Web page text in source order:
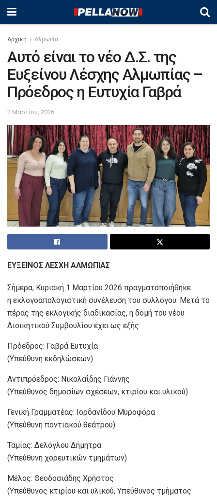
Αρχική Αλμωπία
Αυτό είναι το νέο Δ.Σ. της
Ευξείνου Λέσχης Αλμωπίας –
Πρόεδρος η Ευτυχία Γαβρά
2 Μαρτίου, 2026
ΕΥΞΕΙΝΟΣ ΛΕΣΧΗ ΑΛΜΩΠΙΑΣ
Σήμερα, Κυριακή 1 Μαρτίου 2026 πραγματοποιήθηκε
η εκλογοαπολογιστική συνέλευση του συλλόγου. Μετά το
πέρας της εκλογικής διαδικασίας, η δομή του νέου
Διοικητικού Συμβουλίου έχει ως εξής:
Πρόεδρος: Γαβρά Ευτυχία
(Υπεύθυνη εκδηλώσεων)
Αντιπρόεδρος: Νικολαΐδης Γιάννης
(Υπεύθυνος δημοσίων σχέσεων, κτιρίου και υλικού)
Γενική Γραμματέας: Ιορδανίδου Μυροφόρα
(Υπεύθυνη ποντιακού θεάτρου)
Ταμίας: Δελόγλου Δήμητρα
(Υπεύθυνη χορευτικών τμημάτων)
Μέλος: Θεοδοσιάδης Χρήστος
(Υπεύθυνος κτιρίου και υλικού, Υπεύθυνος τμήματος